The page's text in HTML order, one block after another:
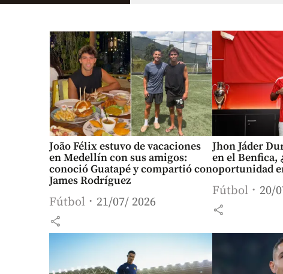
João Félix estuvo de vacaciones
en Medellín con sus amigos:
conoció Guatapé y compartió con
James Rodríguez
Fútbol 21/07/ 2026
share
Jhon Jáder
en el Benfica,
oportunidad
Fútbol 20/
share